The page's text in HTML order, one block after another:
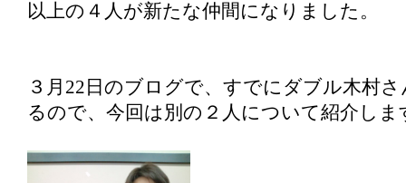
以上の４人が新たな仲間になりました。
３月22日のブログで、すでにダブル木村
るので、今回は別の２人について紹介しま